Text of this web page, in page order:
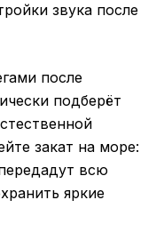
звука после
после
подберёт
закат на море:
всю
яркие